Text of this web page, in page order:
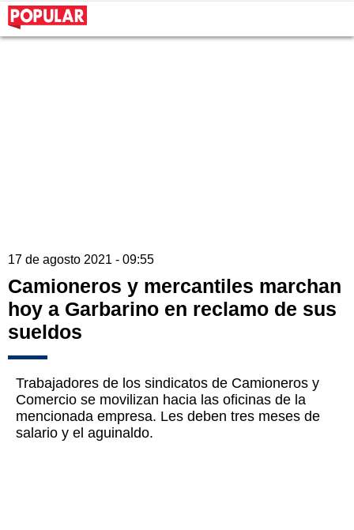
17 de agosto 2021 - 09:55
Camioneros y mercantiles marchan
hoy a Garbarino en reclamo de sus
sueldos
Trabajadores de los sindicatos de Camioneros y
Comercio se movilizan hacia las oficinas de la
mencionada empresa. Les deben tres meses de
salario y el aguinaldo.